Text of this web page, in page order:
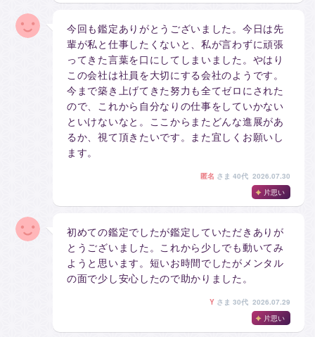
今回も鑑定ありがとうございました。今日は先
輩が私と仕事したくないと、私が言わずに頑張
ってきた言葉を口にしてしまいました。やはり
この会社は社員を大切にする会社のようです。
今まで築き上げてきた努力も全てゼロにされた
ので、これから自分なりの仕事をしていかない
といけないなと。ここからまたどんな進展があ
るか、視て頂きたいです。また宜しくお願いし
ます。
匿名 さま 40代 2026.07.30
片思い
初めての鑑定でしたが鑑定していただきありが
とうございました。これから少しでも動いてみ
ようと思います。短いお時間でしたがメンタル
の面で少し安心したので助かりました。
Y さま 30代 2026.07.29
片思い